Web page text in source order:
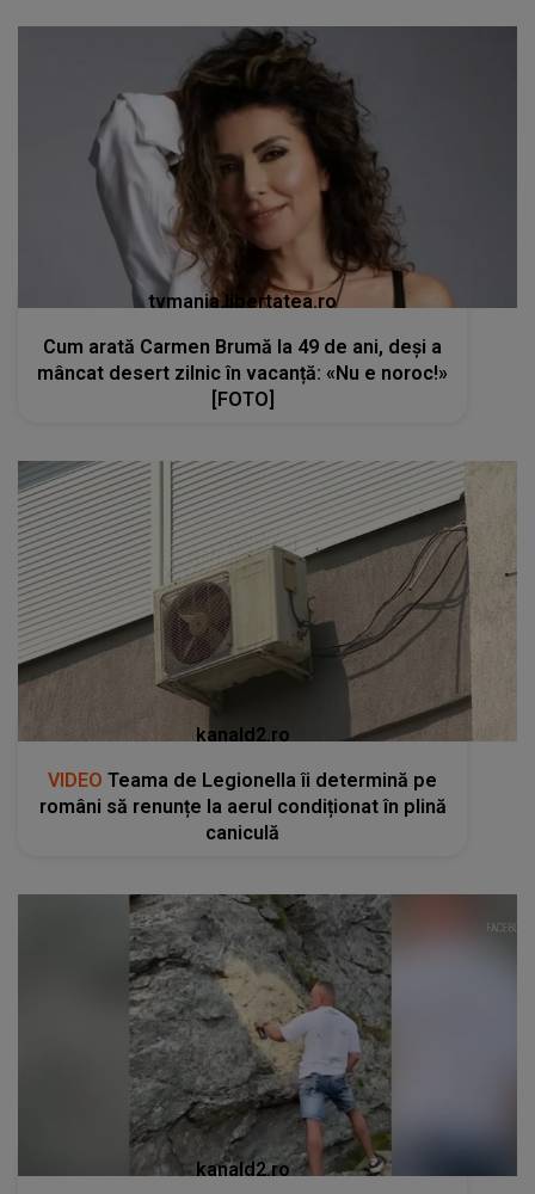
tvmania.libertatea.ro
Cum arată Carmen Brumă la 49 de ani, deși a
mâncat desert zilnic în vacanță: «Nu e noroc!»
[FOTO]
kanald2.ro
VIDEO Teama de Legionella îi determină pe
români să renunțe la aerul condiționat în plină
caniculă
kanald2.ro